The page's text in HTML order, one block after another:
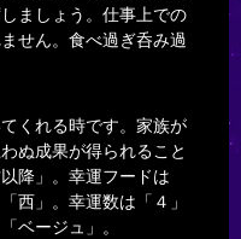
ましょう。仕事上での
せん。食べ過ぎ呑み過
くれる時です。家族が
ぬ成果が得られること
降」。幸運フードは
西」。幸運数は「４」
ベージュ」。